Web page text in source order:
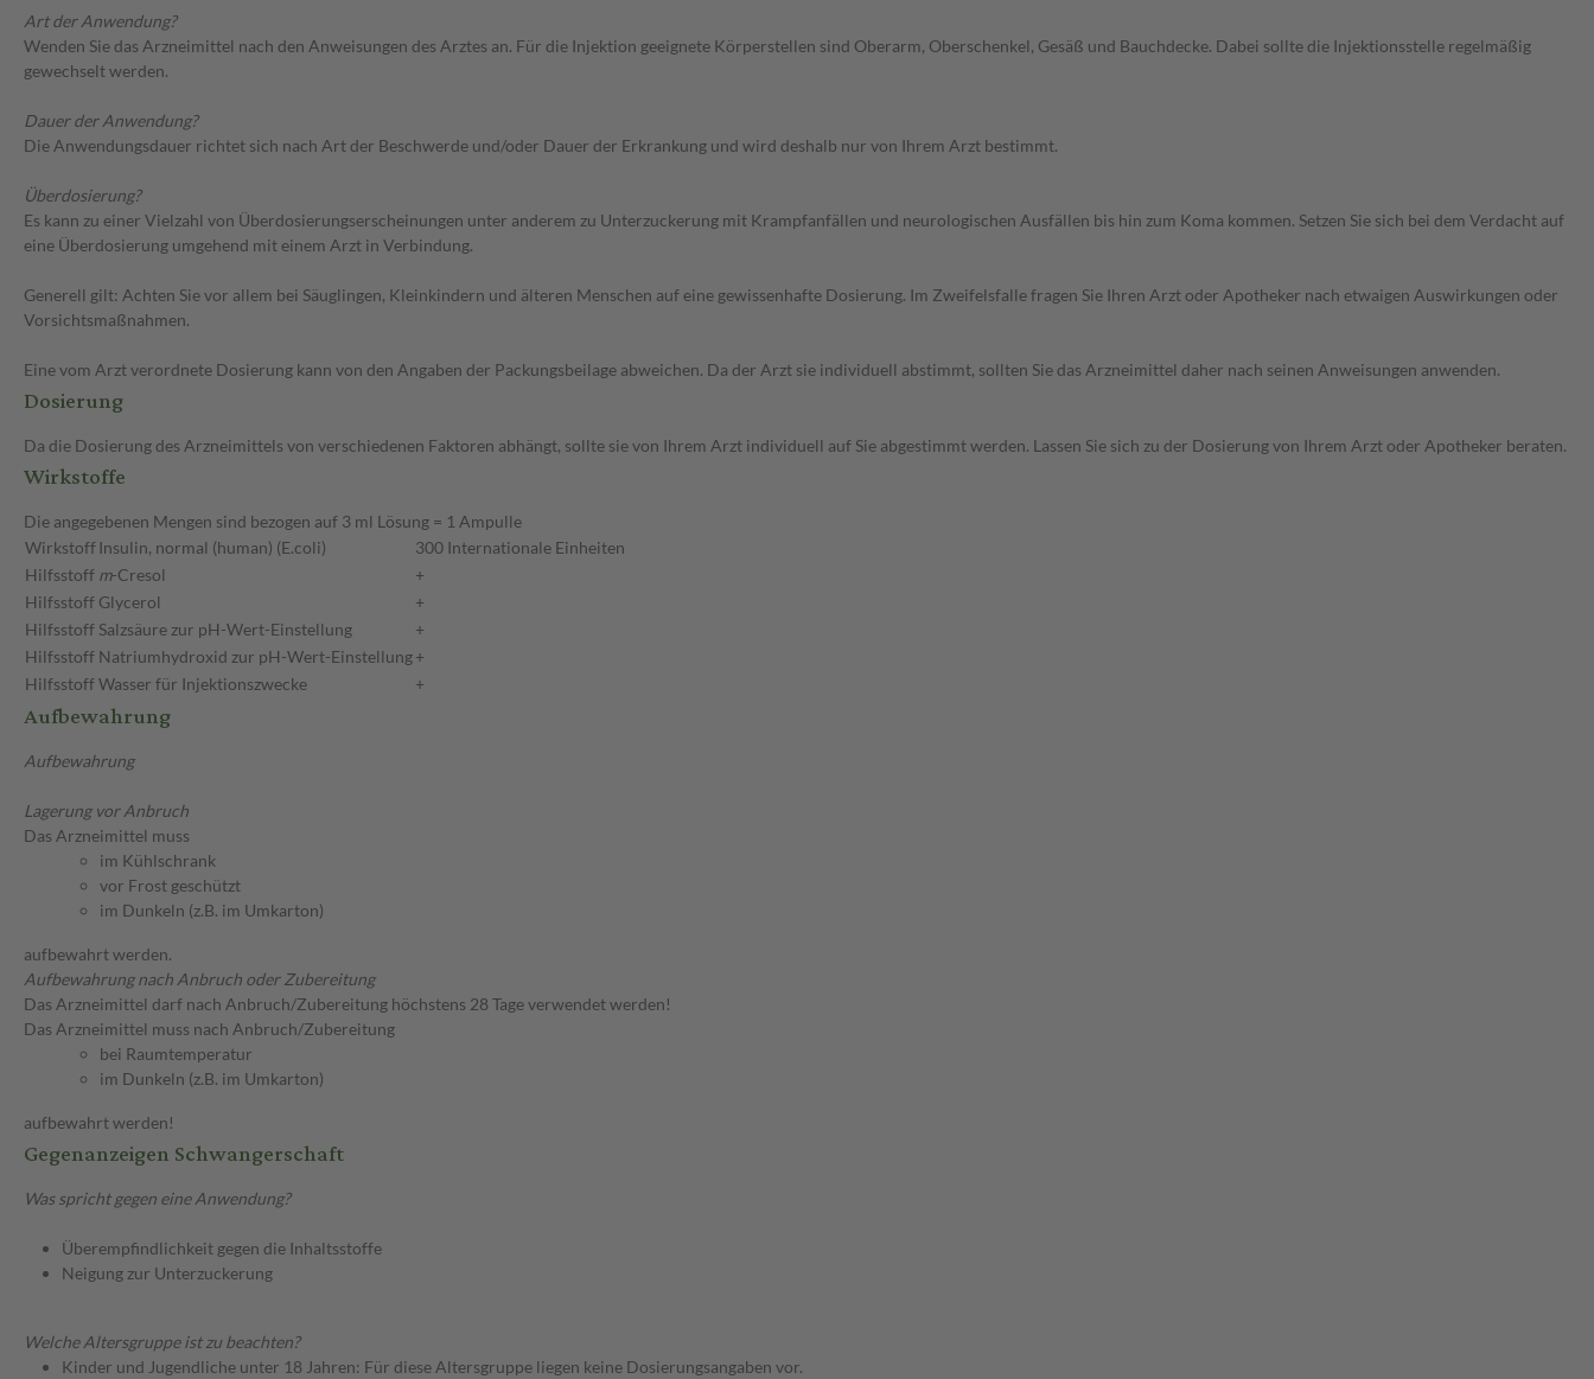
Art der Anwendung?
Wenden Sie das Arzneimittel nach den Anweisungen des Arztes an. Für die Injektion geeignete Körperstellen sind Oberarm, Oberschenkel, Gesäß und Bauchdecke. Dabei sollte die Injektionsstelle regelmäßig
gewechselt werden.
Dauer der Anwendung?
Die Anwendungsdauer richtet sich nach Art der Beschwerde und/oder Dauer der Erkrankung und wird deshalb nur von Ihrem Arzt bestimmt.
Überdosierung?
Es kann zu einer Vielzahl von Überdosierungserscheinungen unter anderem zu Unterzuckerung mit Krampfanfällen und neurologischen Ausfällen bis hin zum Koma kommen. Setzen Sie sich bei dem Verdacht auf
eine Überdosierung umgehend mit einem Arzt in Verbindung.
Generell gilt: Achten Sie vor allem bei Säuglingen, Kleinkindern und älteren Menschen auf eine gewissenhafte Dosierung. Im Zweifelsfalle fragen Sie Ihren Arzt oder Apotheker nach etwaigen Auswirkungen oder
Vorsichtsmaßnahmen.
Eine vom Arzt verordnete Dosierung kann von den Angaben der Packungsbeilage abweichen. Da der Arzt sie individuell abstimmt, sollten Sie das Arzneimittel daher nach seinen Anweisungen anwenden.
Dosierung
Da die Dosierung des Arzneimittels von verschiedenen Faktoren abhängt, sollte sie von Ihrem Arzt individuell auf Sie abgestimmt werden. Lassen Sie sich zu der Dosierung von Ihrem Arzt oder Apotheker beraten.
Wirkstoffe
Die angegebenen Mengen sind bezogen auf 3 ml Lösung = 1 Ampulle
WirkstoffInsulin, normal (human) (E.coli)
300 Internationale Einheiten
Hilfsstoff m-Cresol
+
Hilfsstoff Glycerol
+
Hilfsstoff Salzsäure zur pH-Wert-Einstellung
+
Hilfsstoff Natriumhydroxid zur pH-Wert-Einstellung+
HilfsstoffWasser für Injektionszwecke +
Aufbewahrung
Aufbewahrung
Lagerung vor Anbruch
Das Arzneimittel muss
im Kühlschrank
vor Frost geschützt
im Dunkeln (z.B. im Umkarton)
aufbewahrt werden.
Aufbewahrung nach Anbruch oder Zubereitung
Das Arzneimittel darf nach Anbruch/Zubereitung höchstens 28 Tage verwendet werden!
Das Arzneimittel muss nach Anbruch/Zubereitung
bei Raumtemperatur
im Dunkeln (z.B. im Umkarton)
aufbewahrt werden!
Gegenanzeigen Schwangerschaft
Was spricht gegen eine Anwendung?
Überempfindlichkeit gegen die Inhaltsstoffe
Neigung zur Unterzuckerung
Welche Altersgruppe ist zu beachten?
Kinder und Jugendliche unter 18 Jahren: Für diese Altersgruppe liegen keine Dosierungsangaben vor.